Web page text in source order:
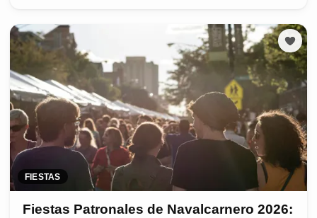
FIESTAS
Fiestas Patronales de Navalcarnero 2026: